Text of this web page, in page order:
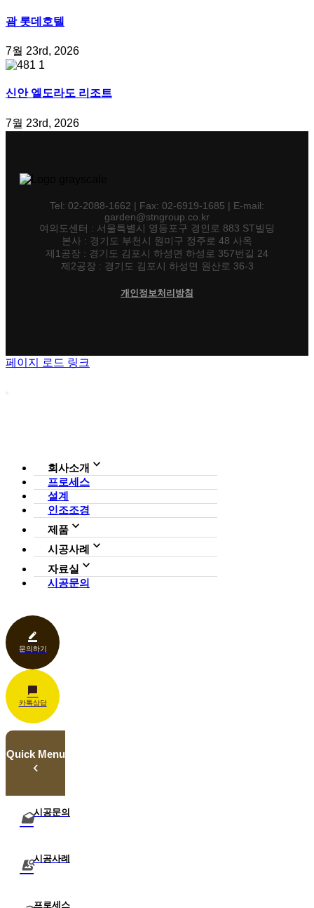
괌 롯데호텔
7월 23rd, 2026
신안 엘도라도 리조트
7월 23rd, 2026
Tel: 02-2088-1662 | Fax: 02-6919-1685 | E-mail:
garden@stngroup.co.kr
여의도센터 : 서울특별시 영등포구 경인로 883 ST빌딩
본사 : 경기도 부천시 원미구 정주로 48 사옥
제1공장 : 경기도 김포시 하성면 하성로 357번길 24
제2공장 : 경기도 김포시 하성면 원산로 36-3
개인정보처리방침
페이지 로드 링크
회사소개
CI
가든연구소
프로세스
설계
인조조경
제품
전체보기
일루미아트리
시공사례
호텔·펜션·리조트·캠핑장
자료실
시공문의
문의하기
카톡상담
Quick Menu
시공문의
시공사례
프로세스